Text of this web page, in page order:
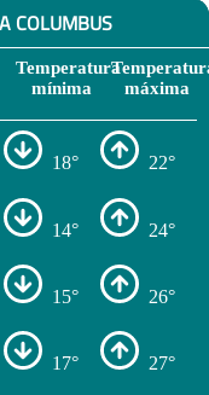
COLUMBUS
Temperatura
mínima
máxima
18° 22°
14° 24°
15° 26°
17° 27°